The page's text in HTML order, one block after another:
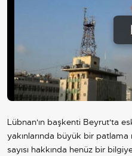
Lübnan'ın başkenti Beyrut'ta
yakınlarında büyük bir
sayısı hakkında henüz bir